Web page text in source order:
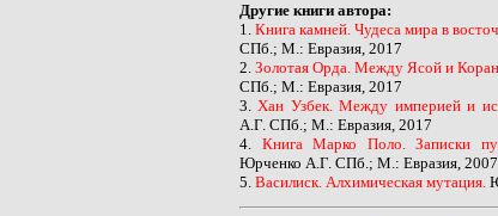
Другие книги автора:
1. Книга камней. Чудеса мира в
СПб.; М.: Евразия, 2017
2. Золотая Орда. Между Ясой и
СПб.; М.: Евразия, 2017
3.Хан Узбек. Между империей и
А.Г. СПб.; М.: Евразия, 2017
4. Книга Марко Поло. Записки
Юрченко А.Г. СПб.; М.: Евразия, 2007
5. Василиск. Алхимическая мутация.